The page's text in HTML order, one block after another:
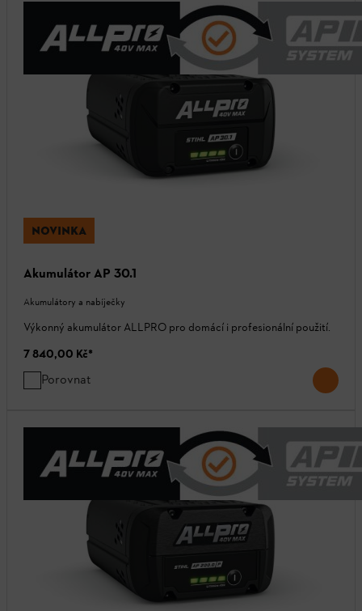
NOVINKA
Akumulátor AP 30.1
Akumulátory a nabíječky
Výkonný akumulátor ALLPRO pro domácí i profesionální použití.
7 840,00 Kč*
Porovnat